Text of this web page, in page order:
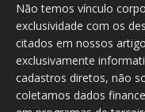
Não temos vínculo
exclusividade com os
citados em nossos
exclusivamente
cadastros diretos, não
coletamos dados